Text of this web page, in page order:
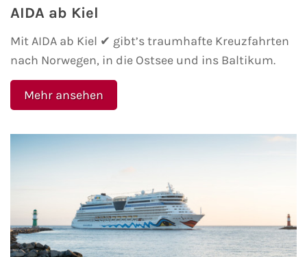
Alle AIDA Häfen
Mein Schiff Reiseziele
Mein Schiff Karibik
Mein Schiff Norwegen
Mein Schiff Mittelmeer
AIDA ab Kiel
Mit AIDA ab Kiel ✔ gibt’s traumhafte Kreuzfahrten
nach Norwegen, in die Ostsee und ins Baltikum.
Mehr ansehen